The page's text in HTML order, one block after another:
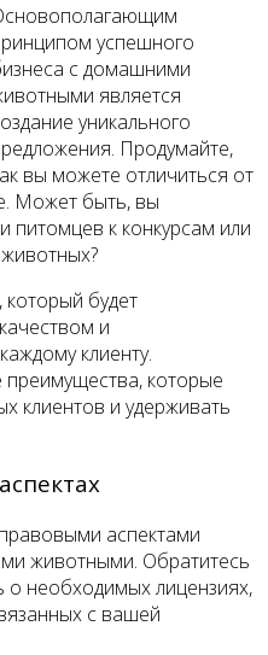
успешного
с домашними
является
уникального
Продумайте,
вы можете отличиться от
Может быть, вы
питомцев к конкурсам или
который будет
и
клиенту.
которые
клиентов и удерживать
аспектами
животными. Обратитесь
о необходимых лицензиях,
с вашей